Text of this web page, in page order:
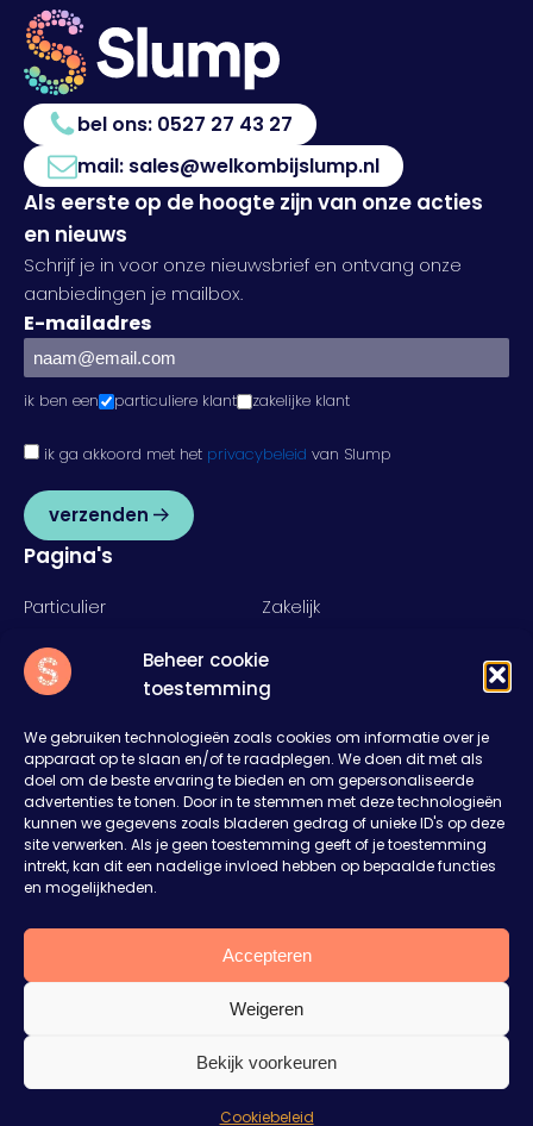
Beheer cookie
toestemming
We gebruiken technologieën zoals cookies om informatie over je
apparaat op te slaan en/of te raadplegen. We doen dit met als
doel om de beste ervaring te bieden en om gepersonaliseerde
advertenties te tonen. Door in te stemmen met deze technologieën
kunnen we gegevens zoals bladeren gedrag of unieke ID's op deze
site verwerken. Als je geen toestemming geeft of je toestemming
intrekt, kan dit een nadelige invloed hebben op bepaalde functies
en mogelijkheden.
Accepteren
Weigeren
Bekijk voorkeuren
Cookiebeleid
bel ons: 0527 27 43 27
mail: sales@welkombijslump.nl
Als eerste op de hoogte zijn van onze acties
en nieuws
Schrijf je in voor onze nieuwsbrief en ontvang onze
aanbiedingen je mailbox.
E-mailadres
ik ben een particuliere klant zakelijke klant
ik ga akkoord met het privacybeleid van Slump
verzenden
Pagina's
Particulier
Zakelijk
Inspiratie
Over ons
Nieuws
Offerte aanvragen
Contact
Slump
Het Rister 11
8314RD Bant
0527 27 43 27
sales@welkombijslump.nl
© 2026 WELKOMBIJSLUMP.NL ALL RIGHTS RESERVED
Privacy & cookiestatement
Vertel ons je ideeën. Wij denken mee en maken
een vrijblijvende offerte op maat.
Ik kijk nog even rond